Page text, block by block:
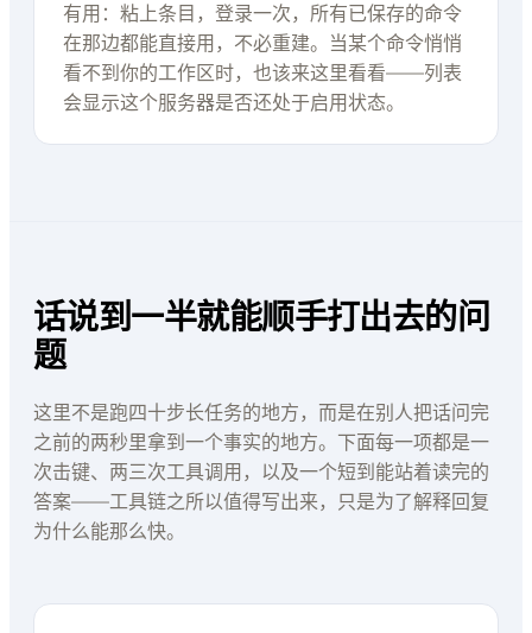
有用：粘上条目，登录一次，所有已保存的命令
在那边都能直接用，不必重建。当某个命令悄悄
看不到你的工作区时，也该来这里看看——列表
会显示这个服务器是否还处于启用状态。
话说到一半就能顺手打出去的问
题
这里不是跑四十步长任务的地方，而是在别人把话问完
之前的两秒里拿到一个事实的地方。下面每一项都是一
次击键、两三次工具调用，以及一个短到能站着读完的
答案——工具链之所以值得写出来，只是为了解释回复
为什么能那么快。